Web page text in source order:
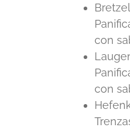
con
con